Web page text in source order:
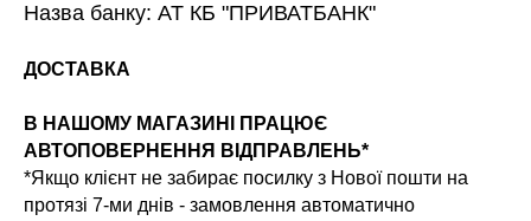
Назва банку: АТ КБ "ПРИВАТБАНК"
ДОСТАВКА
В НАШОМУ МАГАЗИНІ ПРАЦЮЄ
АВТОПОВЕРНЕННЯ ВІДПРАВЛЕНЬ*
*Якщо клієнт не забирає посилку з Нової пошти на
протязі 7-ми днів - замовлення автоматично